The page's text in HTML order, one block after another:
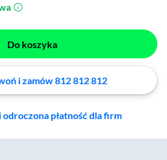
(otworzy się w nowym oknie)
Do koszyka
i zamów 812 812 812
odroczona płatność dla firm